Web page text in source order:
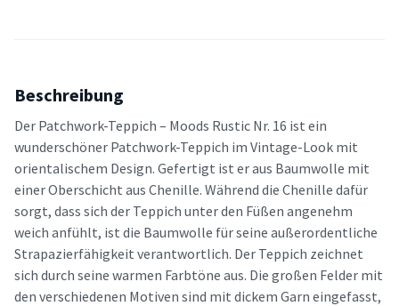
Beschreibung
Der Patchwork-Teppich – Moods Rustic Nr. 16 ist ein
wunderschöner Patchwork-Teppich im Vintage-Look mit
orientalischem Design. Gefertigt ist er aus Baumwolle mit
einer Oberschicht aus Chenille. Während die Chenille dafür
sorgt, dass sich der Teppich unter den Füßen angenehm
weich anfühlt, ist die Baumwolle für seine außerordentliche
Strapazierfähigkeit verantwortlich. Der Teppich zeichnet
sich durch seine warmen Farbtöne aus. Die großen Felder mit
den verschiedenen Motiven sind mit dickem Garn eingefasst,